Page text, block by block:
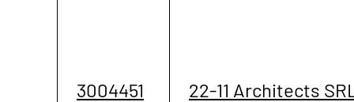
3004451 22-11 Architects